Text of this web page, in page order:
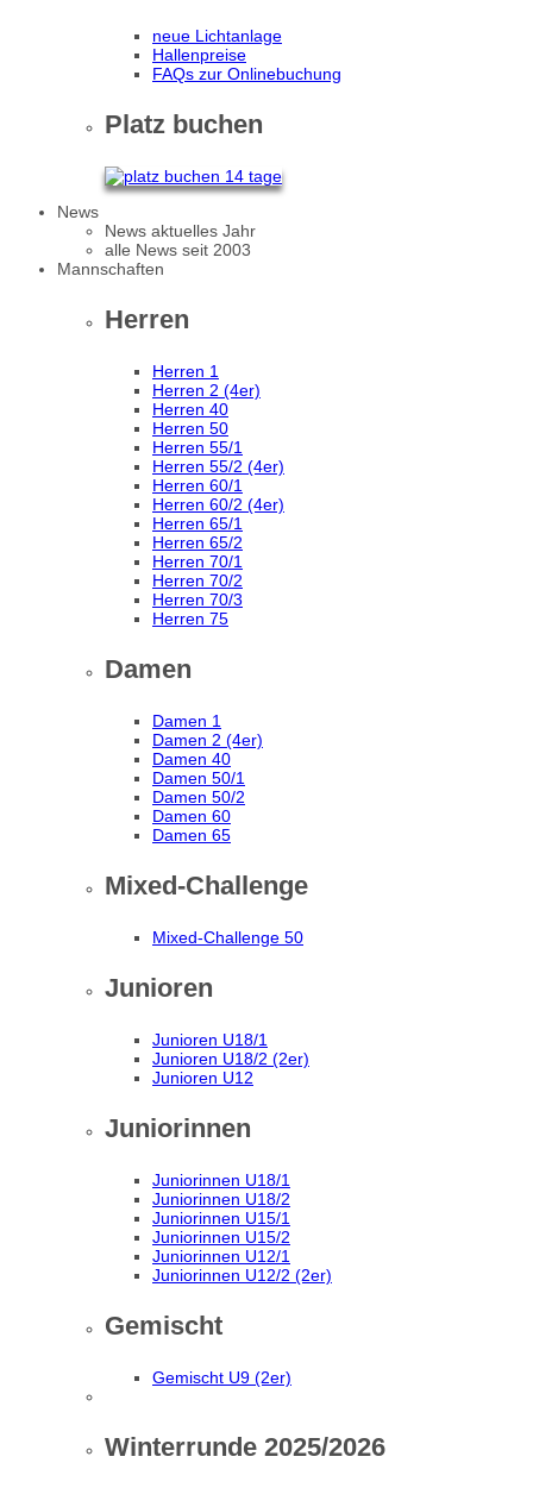
neue Lichtanlage
Hallenpreise
FAQs zur Onlinebuchung
Platz buchen
News
News aktuelles Jahr
alle News seit 2003
Mannschaften
Herren
Herren 1
Herren 2 (4er)
Herren 40
Herren 50
Herren 55/1
Herren 55/2 (4er)
Herren 60/1
Herren 60/2 (4er)
Herren 65/1
Herren 65/2
Herren 70/1
Herren 70/2
Herren 70/3
Herren 75
Damen
Damen 1
Damen 2 (4er)
Damen 40
Damen 50/1
Damen 50/2
Damen 60
Damen 65
Mixed-Challenge
Mixed-Challenge 50
Junioren
Junioren U18/1
Junioren U18/2 (2er)
Junioren U12
Juniorinnen
Juniorinnen U18/1
Juniorinnen U18/2
Juniorinnen U15/1
Juniorinnen U15/2
Juniorinnen U12/1
Juniorinnen U12/2 (2er)
Gemischt
Gemischt U9 (2er)
Winterrunde 2025/2026